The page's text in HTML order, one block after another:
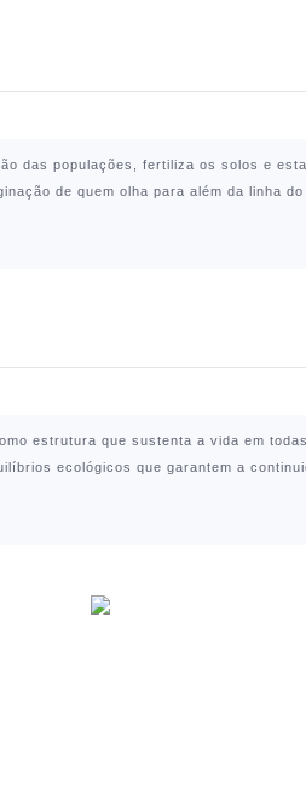
das populações, fertiliza os solos e
de quem olha para além da linha do
estrutura que sustenta a vida em
ecológicos que garantem a